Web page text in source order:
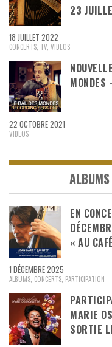
23
18 JUILLET 2022
CONCERTS TV VIDEOS
MONDES
22 OCTOBRE 2021
VIDEOS
EN
« AU
1 DÉCEMBRE 2025
ALBUMS CONCERTS PARTICIPATION
MARIE
SORTIE